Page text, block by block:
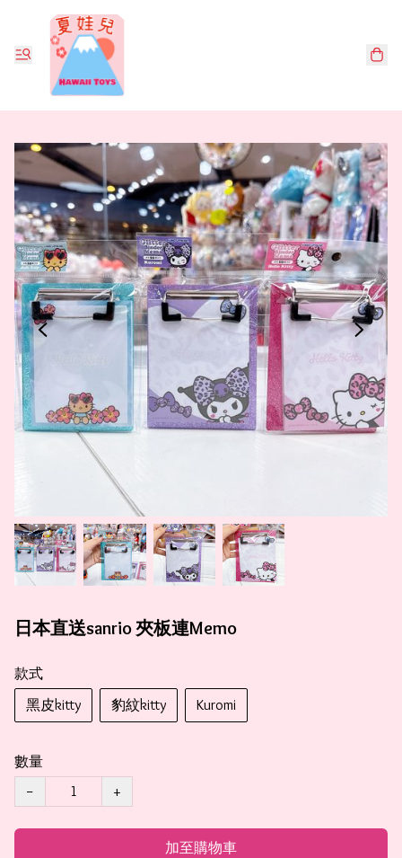
日本直送sanrio 夾板連Memo
款式
黑皮kitty
豹紋kitty Kuromi
數量
−
+
加至購物車